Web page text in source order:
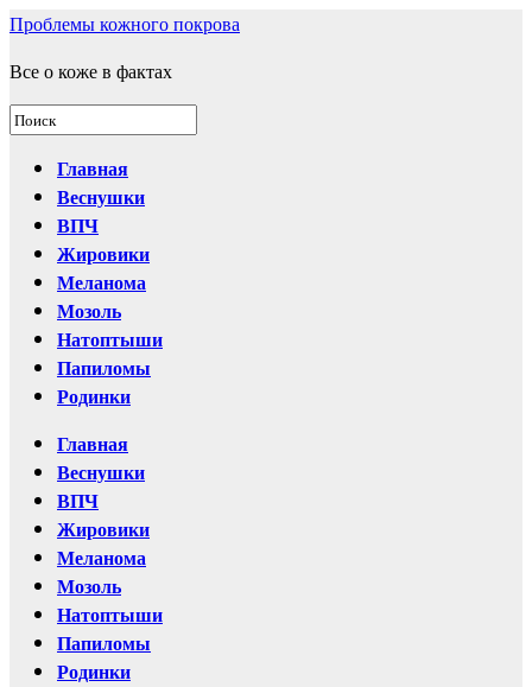
Проблемы кожного покрова
Все о коже в фактах
Главная
Веснушки
ВПЧ
Жировики
Меланома
Мозоль
Натоптыши
Папиломы
Родинки
Главная
Веснушки
ВПЧ
Жировики
Меланома
Мозоль
Натоптыши
Папиломы
Родинки